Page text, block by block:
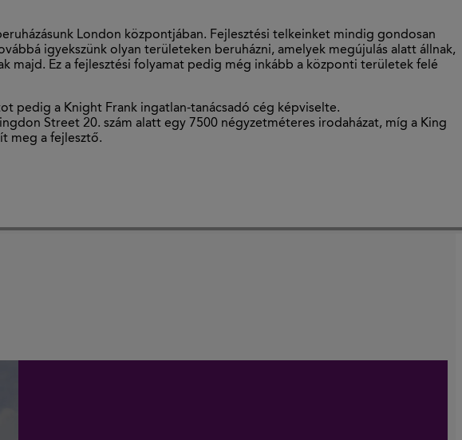
London központjában. Fejlesztési telkeinket mindig gondosan
igyekszünk olyan területeken beruházni, amelyek megújulás alatt állnak,
majd. Ez a fejlesztési folyamat pedig még inkább a központi területek felé
pedig a Knight Frank ingatlan-tanácsadó cég képviselte.
Street 20. szám alatt egy 7500 négyzetméteres irodaházat, míg a King
meg a fejlesztő.